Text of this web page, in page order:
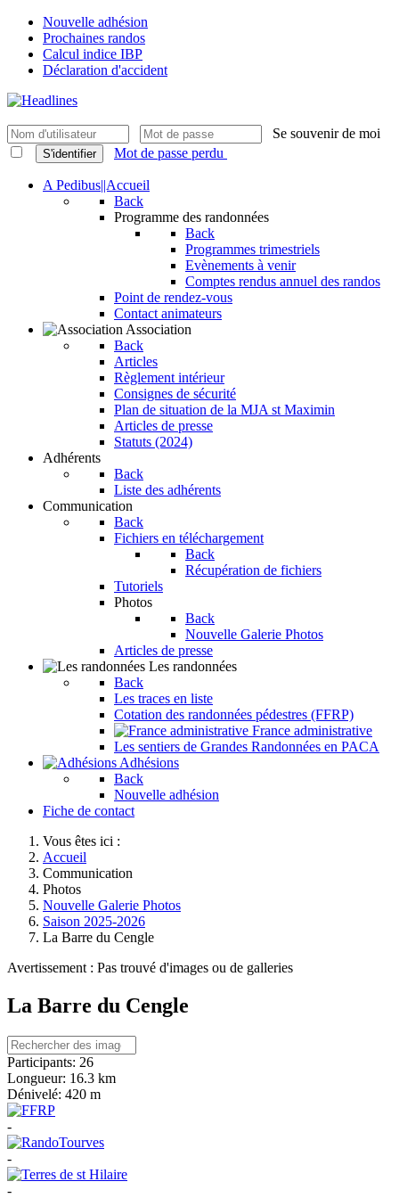
Nouvelle adhésion
Prochaines randos
Calcul indice IBP
Déclaration d'accident
Se souvenir de moi
S'identifier Mot de passe perdu
A Pedibus||Accueil
Back
Programme des randonnées
Back
Programmes trimestriels
Evènements à venir
Comptes rendus annuel des randos
Point de rendez-vous
Contact animateurs
Association
Back
Articles
Règlement intérieur
Consignes de sécurité
Plan de situation de la MJA st Maximin
Articles de presse
Statuts (2024)
Adhérents
Back
Liste des adhérents
Communication
Back
Fichiers en téléchargement
Back
Récupération de fichiers
Tutoriels
Photos
Back
Nouvelle Galerie Photos
Articles de presse
Les randonnées
Back
Les traces en liste
Cotation des randonnées pédestres (FFRP)
France administrative
Les sentiers de Grandes Randonnées en PACA
Adhésions
Back
Nouvelle adhésion
Fiche de contact
Vous êtes ici :
Accueil
Communication
Photos
Nouvelle Galerie Photos
Saison 2025-2026
La Barre du Cengle
Avertissement : Pas trouvé d'images ou de galleries
La Barre du Cengle
Participants: 26
Longueur: 16.3 km
Dénivelé: 420 m
-
-
-